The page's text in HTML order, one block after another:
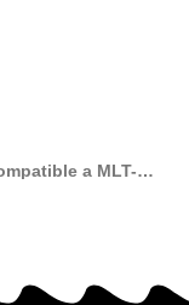
a MLT-